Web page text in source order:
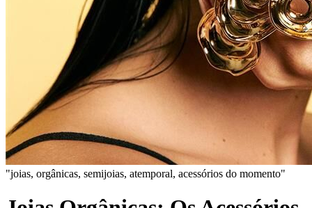
"joias, orgânicas, semijoias, atemporal, acessórios do momento"